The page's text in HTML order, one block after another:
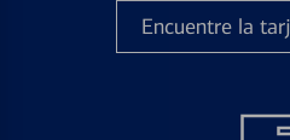
Encuentre la